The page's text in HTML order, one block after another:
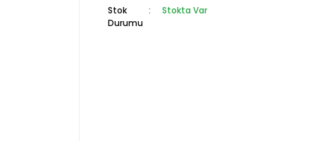
Stok
Durumu
Stokta Var